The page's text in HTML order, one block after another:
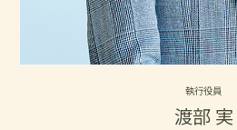
執行役員
渡部 実